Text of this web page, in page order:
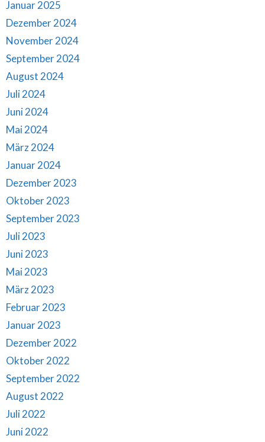
Januar 2025
Dezember 2024
November 2024
September 2024
August 2024
Juli 2024
Juni 2024
Mai 2024
März 2024
Januar 2024
Dezember 2023
Oktober 2023
September 2023
Juli 2023
Juni 2023
Mai 2023
März 2023
Februar 2023
Januar 2023
Dezember 2022
Oktober 2022
September 2022
August 2022
Juli 2022
Juni 2022